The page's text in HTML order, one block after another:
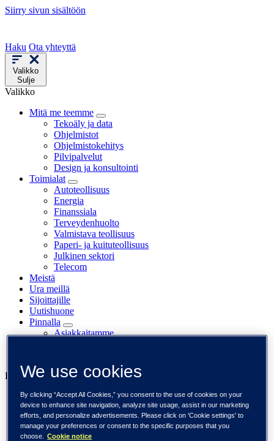
Siirry sivun sisältöön
Haku Ota yhteyttä
Valikko
Sulje
Valikko
Mitä me teemme
Tekoäly ja data
Ohjelmistot
Ohjelmistokehitys
Pilvipalvelut
Design ja konsultointi
Toimialat
Autoteollisuus
Energia
Finanssiala
Terveydenhuolto
Valmistava teollisuus
Paperi- ja kuituteollisuus
Julkinen sektori
Telecom
Meistä
Ura meillä
Sijoittajille
Uutishuone
Pinnalla
Asiakkaitamme
Liiketoimintamme
Tieto Banktech
Tieto Caretech
Tieto Indtech
Tieto Tech Consulting
We use cookies
By clicking “Accept All Cookies,” you consent to the use of cookies on your
device to enhance site navigation, analyze site usage, assist in our marketing
efforts, and personalize advertisements. Please click on 'Cookie settings' to
manage your preferences or consent to the specific purposes that you
choose.
Cookie notice